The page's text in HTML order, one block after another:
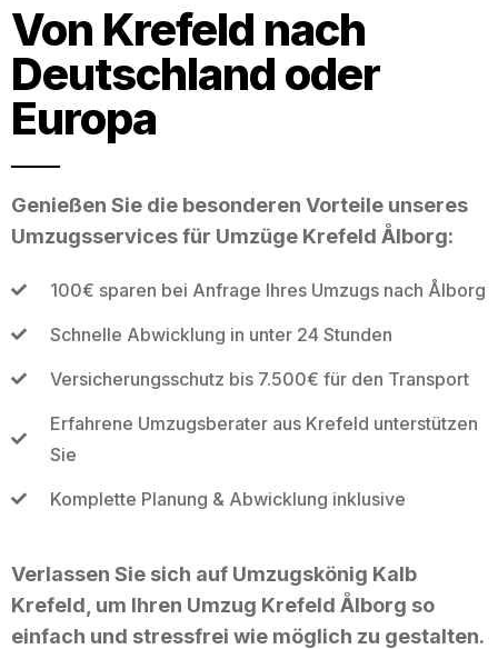
Von Krefeld nach
Deutschland oder
Europa
Genießen Sie die besonderen Vorteile unseres
Umzugsservices für Umzüge Krefeld Ålborg:
100€ sparen bei Anfrage Ihres Umzugs nach Ålborg
Schnelle Abwicklung in unter 24 Stunden
Versicherungsschutz bis 7.500€ für den Transport
Erfahrene Umzugsberater aus Krefeld unterstützen
Sie
Komplette Planung & Abwicklung inklusive
Verlassen Sie sich auf Umzugskönig Kalb
Krefeld, um Ihren Umzug Krefeld Ålborg so
einfach und stressfrei wie möglich zu gestalten.